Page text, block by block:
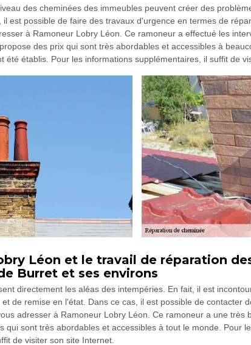
des cheminées des immeubles peuvent créer des
il est possible de faire des travaux d'urgence en termes de
à Ramoneur Lobry Léon. Ce ramoneur a effectué les
des prix qui sont très abordables et accessibles à
été établis. Pour les informations supplémentaires, il suffit de
Léon et le travail de réparation
Burret et ses environs
directement les aléas des intempéries. En fait, il est
de remise en l'état. Dans ce cas, il est possible de contacter
adresser à Ramoneur Lobry Léon. Ce ramoneur a une très
qui sont très abordables et accessibles à tout le monde. Pour
de visiter son site Internet.